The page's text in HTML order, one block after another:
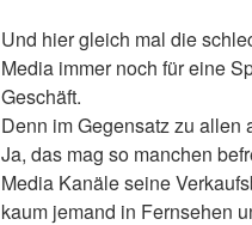
Und hier gleich mal die
Media immer noch für eine
Geschäft.
Denn im Gegensatz zu allen
Ja, das mag so manchen
Media Kanäle seine
kaum jemand in Fernsehen